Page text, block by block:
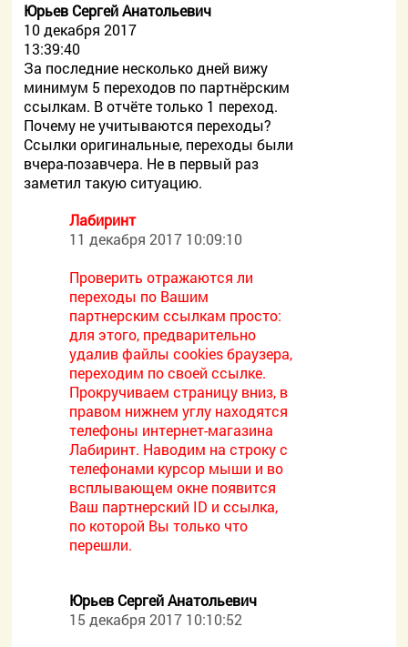
Юрьев Сергей Анатольевич
10 декабря 2017
13:39:40
За последние несколько дней вижу
минимум 5 переходов по партнёрским
ссылкам. В отчёте только 1 переход.
Почему не учитываются переходы?
Ссылки оригинальные, переходы были
вчера-позавчера. Не в первый раз
заметил такую ситуацию.
Лабиринт
11 декабря 2017 10:09:10
Проверить отражаются ли
переходы по Вашим
партнерским ссылкам просто:
для этого, предварительно
удалив файлы cookies браузера,
переходим по своей ссылке.
Прокручиваем страницу вниз, в
правом нижнем углу находятся
телефоны интернет-магазина
Лабиринт. Наводим на строку с
телефонами курсор мыши и во
всплывающем окне появится
Ваш партнерский ID и ссылка,
по которой Вы только что
перешли.
Юрьев Сергей Анатольевич
15 декабря 2017 10:10:52